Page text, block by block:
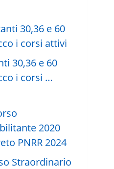
30,36 e 60
i corsi …
Straordinario